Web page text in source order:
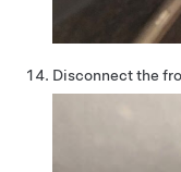
Disconnect the